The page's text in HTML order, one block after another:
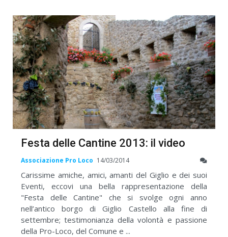
Festa delle Cantine 2013: il video
Associazione Pro Loco 14/03/2014
Carissime amiche, amici, amanti del Giglio e dei suoi
Eventi, eccovi una bella rappresentazione della
"Festa delle Cantine" che si svolge ogni anno
nell’antico borgo di Giglio Castello alla fine di
settembre; testimonianza della volontà e passione
della Pro-Loco, del Comune e ...